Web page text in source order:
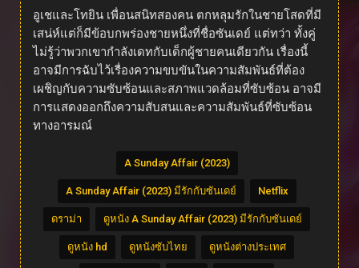
อูเชและโทยิน เพื่อนสนิทสองคน ตกหลุมรักในชายโสดที่มี
เสน่ห์แต่ก็มีข้อบกพร่องชายหนึ่งที่ชื่อซันเดย์ แต่ทว่า ทั้งคู่
ไม่รู้ว่าพวกเขากำลังเดทกับเด็กผู้ชายคนเดียวกัน เรื่องนี้
อาจมีการฉับไว้เรื่องความขบขันในความสัมพันธ์ที่ต้อง
เผชิญกับความซับซ้อนและสภาพแวดล้อมที่ซับซ้อน อาจมี
การแสดงออกถึงความสับสนและความสัมพันธ์ที่ซับซ้อน
ทางอารมณ์
A Sunday Affair (2023)
A Sunday Affair (2023) มีรักกับซันเดย์ Netflix
ดราม่า ดูหนัง A Sunday Affair (2023) มีรักกับซันเดย์
ดูหนัง hd ดูหนังซับไทย ดูหนังต่างประเทศ